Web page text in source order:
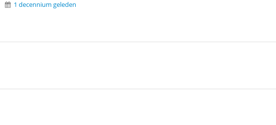
1 decennium geleden